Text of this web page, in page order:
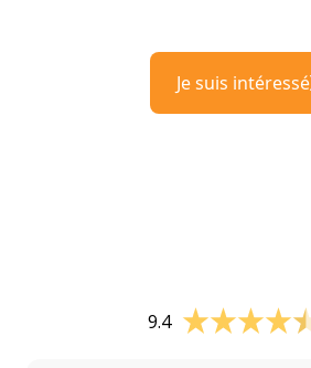
Je suis intéressé
9.4